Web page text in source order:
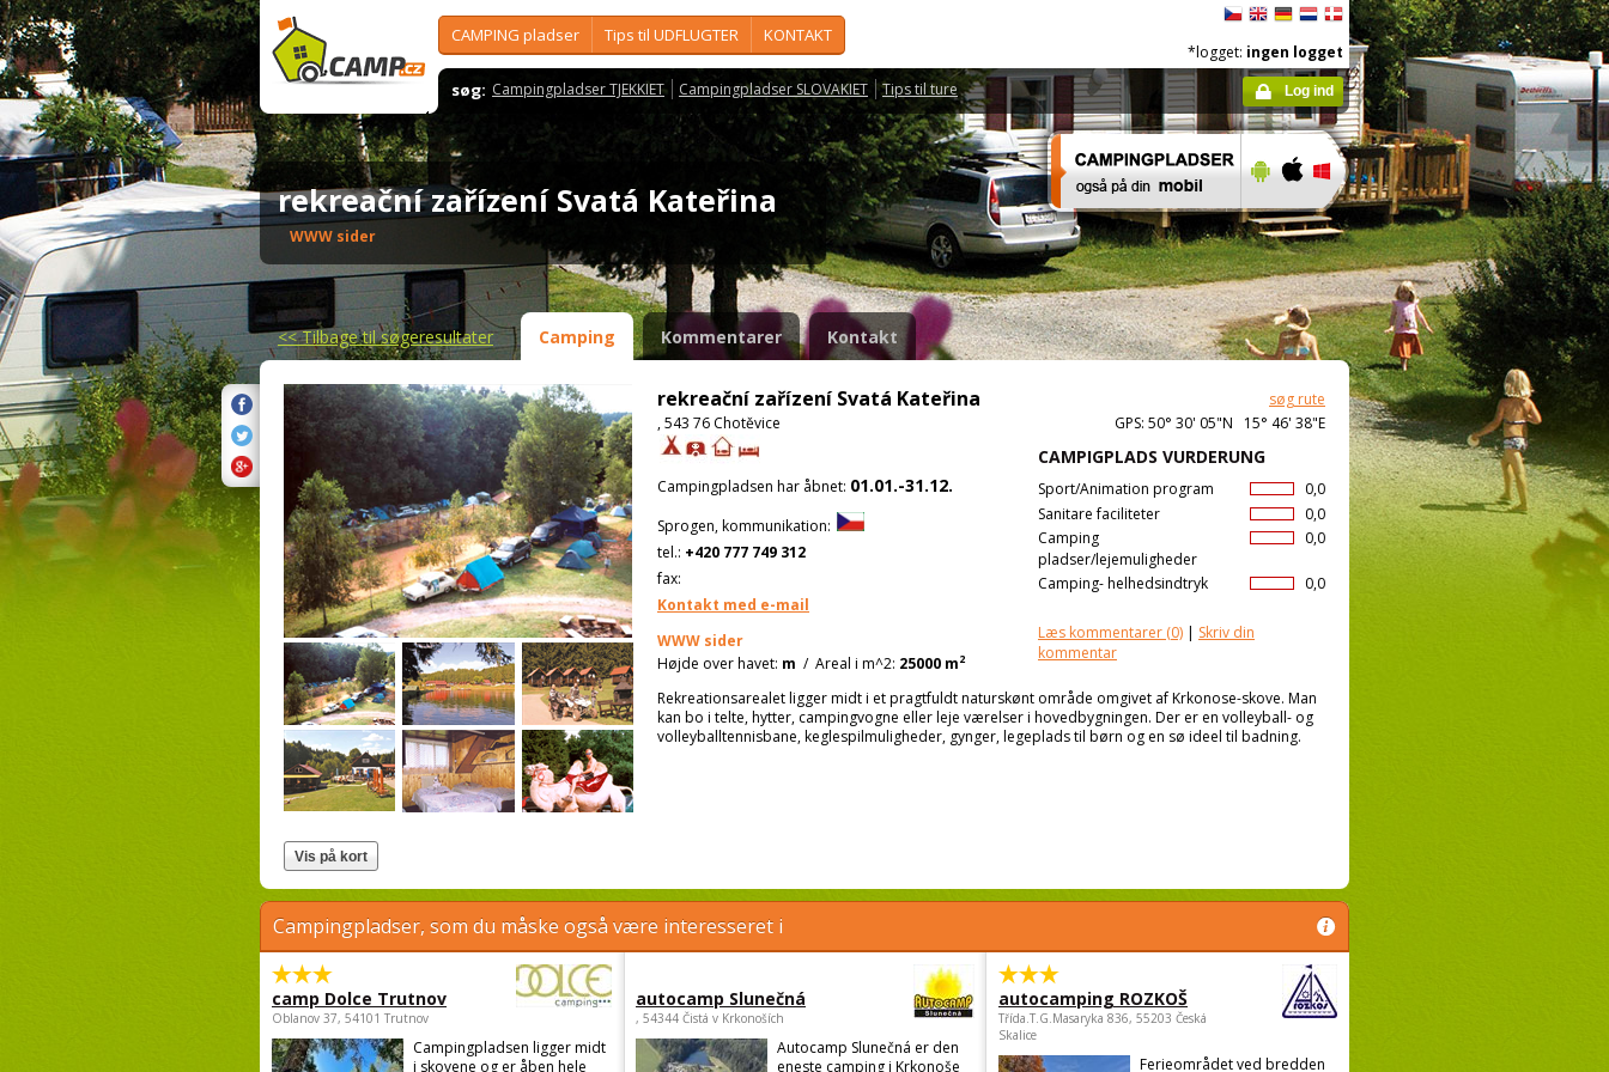
CAMPING pladser Tips til UDFLUGTER KONTAKT
søg: Campingpladser TJEKKIET Campingpladser SLOVAKIET Tips til ture
*logget: ingen logget
Log ind
rekreační zařízení Svatá Kateřina
WWW sider
<<Tilbage til søgeresultater Camping Kommentarer Kontakt
rekreační zařízení Svatá Kateřina
søg rute
, 543 76 Chotěvice
GPS: 50° 30' 05"N 15° 46' 38"E
CAMPIGPLADS VURDERUNG
0,0
Sport/Animation program
0,0
Sanitare faciliteter
0,0
Camping
pladser/lejemuligheder
0,0
Camping- helhedsindtryk
Læs kommentarer (0) | Skriv din
kommentar
Campingpladsen har åbnet: 01.01.-31.12.
Sprogen, kommunikation:
tel.: +420 777 749 312
fax:
Kontakt med e-mail
WWW sider
Højde over havet: m / Areal i m^2: 25000 m2
Rekreationsarealet ligger midt i et pragtfuldt naturskønt område omgivet af Krkonose-skove. Man
kan bo i telte, hytter, campingvogne eller leje værelser i hovedbygningen. Der er en volleyball- og
volleyballtennisbane, keglespilmuligheder, gynger, legeplads til børn og en sø ideel til badning.
Campingpladser, som du måske også være interesseret i
camp Dolce Trutnov
Oblanov 37, 54101 Trutnov
Campingpladsen ligger midt
i skovene og er åben hele
autocamp Slunečná
, 54344 Čistá v Krkonoších
Autocamp Slunečná er den
eneste camping i Krkonoše
autocamping ROZKOŠ
Třída.T.G.Masaryka 836, 55203 Česká
Skalice
Ferieområdet ved bredden